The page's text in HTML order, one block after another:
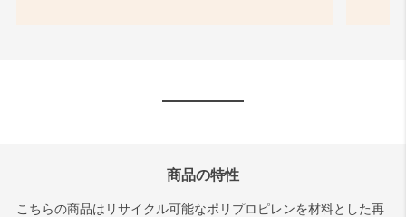
商品の特性
こちらの商品はリサイクル可能なポリプロピレンを材料とした再